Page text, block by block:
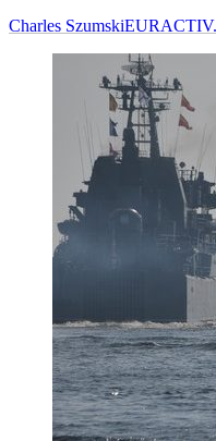
Charles Szumski